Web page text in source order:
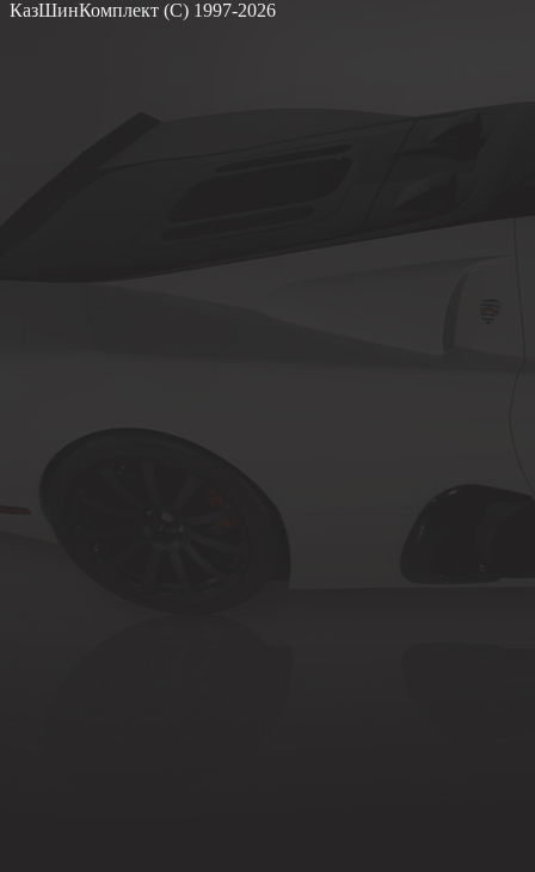
КазШинКомплект (С) 1997-2026